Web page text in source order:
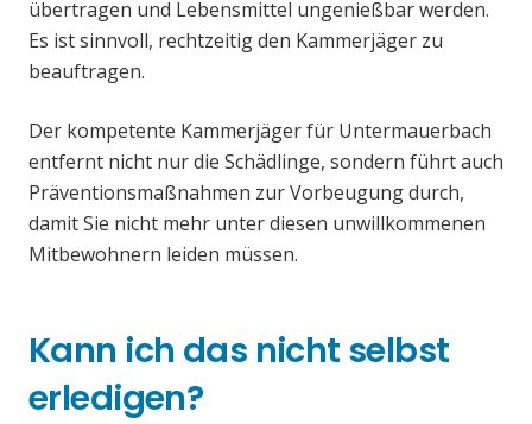
übertragen und Lebensmittel ungenießbar werden.
Es ist sinnvoll, rechtzeitig den Kammerjäger zu
beauftragen.
Der kompetente Kammerjäger für Untermauerbach
entfernt nicht nur die Schädlinge, sondern führt auch
Präventionsmaßnahmen zur Vorbeugung durch,
damit Sie nicht mehr unter diesen unwillkommenen
Mitbewohnern leiden müssen.
Kann ich das nicht selbst
erledigen?